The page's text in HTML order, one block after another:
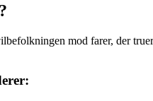
mod farer, der